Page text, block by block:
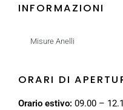
INFORMAZIONI
Misure Anelli
ORARI DI
Orario estivo: 09.00 –